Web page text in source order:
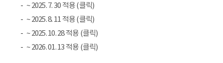
~ 2025. 7. 30 적용 (클릭)
~ 2025. 8. 11 적용 (클릭)
~ 2025. 10. 28 적용 (클릭)
~ 2026. 01. 13 적용 (클릭)